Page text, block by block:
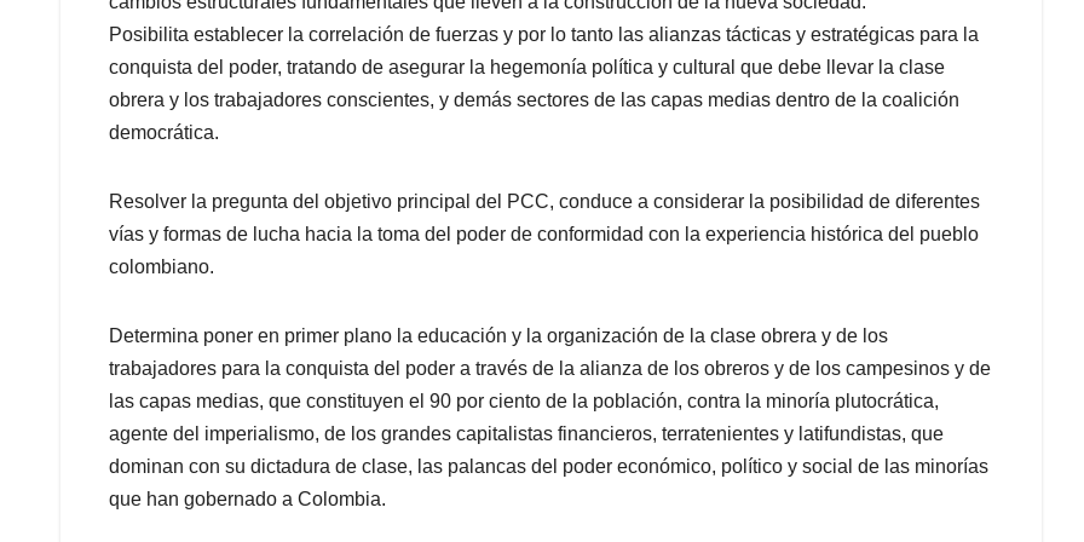
Posibilita establecer la correlación de fuerzas y por lo tanto las alianzas tácticas y estratégicas para la
conquista del poder, tratando de asegurar la hegemonía política y cultural que debe llevar la clase
obrera y los trabajadores conscientes, y demás sectores de las capas medias dentro de la coalición
democrática.
Resolver la pregunta del objetivo principal del PCC, conduce a considerar la posibilidad de diferentes
vías y formas de lucha hacia la toma del poder de conformidad con la experiencia histórica del pueblo
colombiano.
Determina poner en primer plano la educación y la organización de la clase obrera y de los
trabajadores para la conquista del poder a través de la alianza de los obreros y de los campesinos y de
las capas medias, que constituyen el 90 por ciento de la población, contra la minoría plutocrática,
agente del imperialismo, de los grandes capitalistas financieros, terratenientes y latifundistas, que
dominan con su dictadura de clase, las palancas del poder económico, político y social de las minorías
que han gobernado a Colombia.